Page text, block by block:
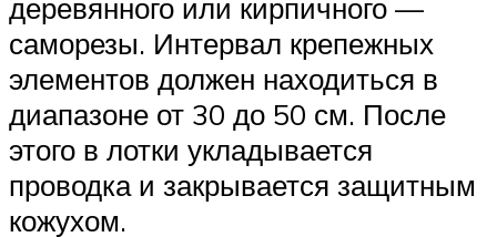
деревянного или кирпичного —
саморезы. Интервал крепежных
элементов должен находиться в
диапазоне от 30 до 50 см. После
этого в лотки укладывается
проводка и закрывается защитным
кожухом.